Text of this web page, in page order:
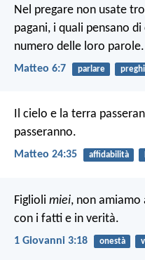
Nel pregare non usate
pagani, i quali pensano
numero delle loro parole.
Matteo 6:7 parlare
Il cielo e la terra
passeranno.
Matteo 24:35 affidabilità
Figlioli miei, non amiamo
con i fatti e in verità.
1 Giovanni 3:18 onestà